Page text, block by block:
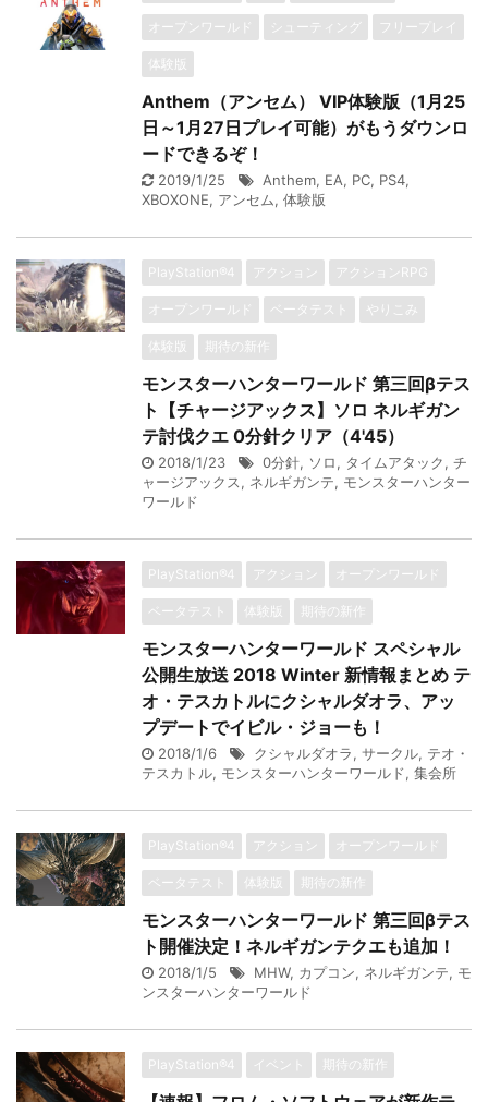
オープンワールド シューティング フリープレイ
体験版
Anthem（アンセム） VIP体験版（1月25
日～1月27日プレイ可能）がもうダウンロ
ードできるぞ！
2019/1/25 Anthem, EA, PC, PS4,
XBOXONE, アンセム, 体験版
PlayStation®4 アクション アクションRPG
オープンワールド ベータテスト やりこみ
体験版 期待の新作
モンスターハンターワールド 第三回βテス
ト【チャージアックス】ソロ ネルギガン
テ討伐クエ 0分針クリア（4'45）
2018/1/23 0分針, ソロ, タイムアタック, チ
ャージアックス, ネルギガンテ, モンスターハンター
ワールド
PlayStation®4 アクション オープンワールド
ベータテスト 体験版 期待の新作
モンスターハンターワールド スペシャル
公開生放送 2018 Winter 新情報まとめ テ
オ・テスカトルにクシャルダオラ、アッ
プデートでイビル・ジョーも！
2018/1/6 クシャルダオラ, サークル, テオ・
テスカトル, モンスターハンターワールド, 集会所
PlayStation®4 アクション オープンワールド
ベータテスト 体験版 期待の新作
モンスターハンターワールド 第三回βテス
ト開催決定！ネルギガンテクエも追加！
2018/1/5 MHW, カプコン, ネルギガンテ, モ
ンスターハンターワールド
PlayStation®4 イベント 期待の新作